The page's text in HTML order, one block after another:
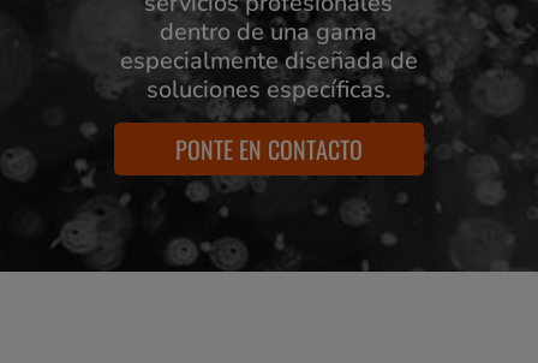
dentro de una gama
especialmente diseñada de
soluciones específicas.
PONTE EN CONTACTO